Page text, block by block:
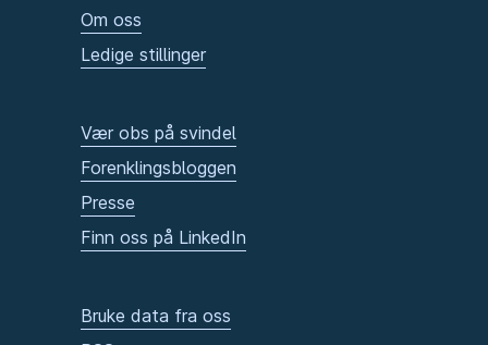
Om oss
Ledige stillinger
Vær obs på svindel
Forenklingsbloggen
Presse
Finn oss på LinkedIn
Bruke data fra oss